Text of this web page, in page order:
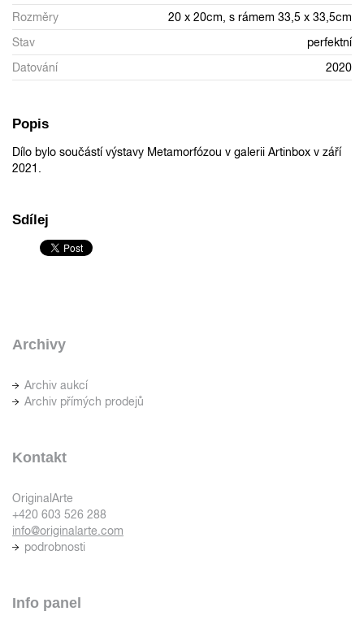
Rozměry
20 x 20cm, s rámem 33,5 x 33,5cm
Stav
perfektní
Datování
2020
Popis
Dílo bylo součástí výstavy Metamorfózou v galerii Artinbox v září
2021.
Sdílej
Archivy
Archiv aukcí
Archiv přímých prodejů
Kontakt
OriginalArte
+420 603 526 288
info@originalarte.com
podrobnosti
Info panel